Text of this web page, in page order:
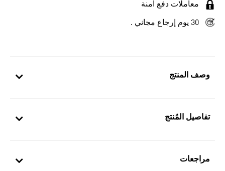
وصف المنتج
تفاصيل المُنتج
مراجعات
معاملات دفع آمنة